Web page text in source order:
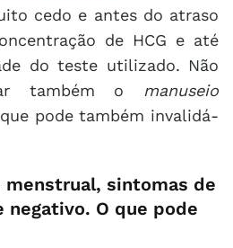
cedo e antes do atraso
de HCG e até
do teste utilizado. Não
também o manuseio
pode também invalidá-
menstrual, sintomas de
negativo. O que pode